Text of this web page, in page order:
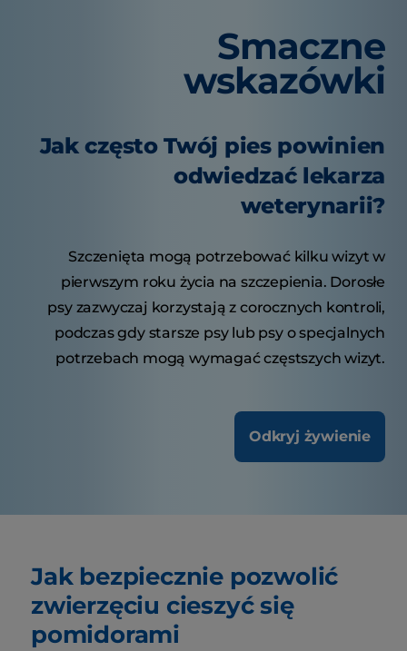
Smaczne
wskazówki
Jak często Twój pies powinien
odwiedzać lekarza
weterynarii?
Szczenięta mogą potrzebować kilku wizyt w
pierwszym roku życia na szczepienia. Dorosłe
psy zazwyczaj korzystają z corocznych kontroli,
podczas gdy starsze psy lub psy o specjalnych
potrzebach mogą wymagać częstszych wizyt.
Odkryj żywienie
Jak bezpiecznie pozwolić
zwierzęciu cieszyć się
pomidorami